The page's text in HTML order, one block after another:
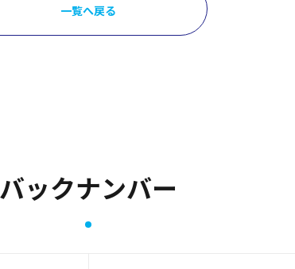
一覧へ戻る
バックナンバー